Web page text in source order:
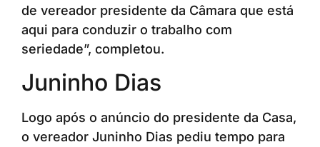
de vereador presidente da Câmara que está
aqui para conduzir o trabalho com
seriedade”, completou.
Juninho Dias
Logo após o anúncio do presidente da Casa,
o vereador Juninho Dias pediu tempo para